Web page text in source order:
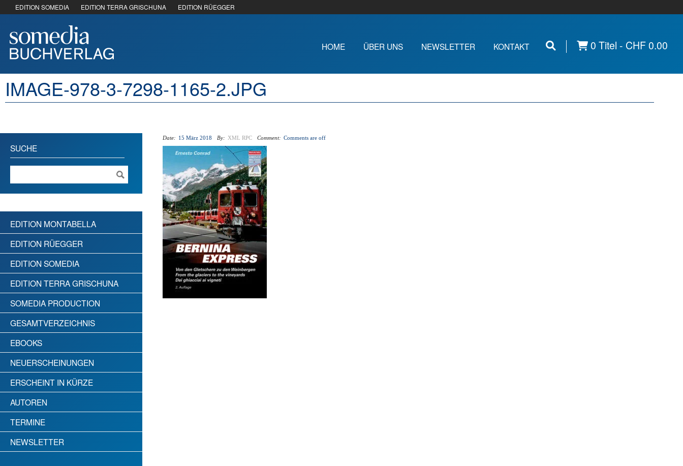
EDITION SOMEDIA EDITION TERRA GRISCHUNA EDITION RÜEGGER
HOME ÜBER UNS NEWSLETTER KONTAKT 0 Titel - CHF0.00
IMAGE-978-3-7298-1165-2.JPG
Date: 15 März 2018 By: XML RPC Comment: Comments are off
SUCHE
EDITION MONTABELLA
EDITION RÜEGGER
EDITION SOMEDIA
EDITION TERRA GRISCHUNA
SOMEDIA PRODUCTION
GESAMTVERZEICHNIS
EBOOKS
NEUERSCHEINUNGEN
ERSCHEINT IN KÜRZE
AUTOREN
TERMINE
NEWSLETTER